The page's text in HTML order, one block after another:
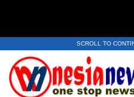
SCROLL TO